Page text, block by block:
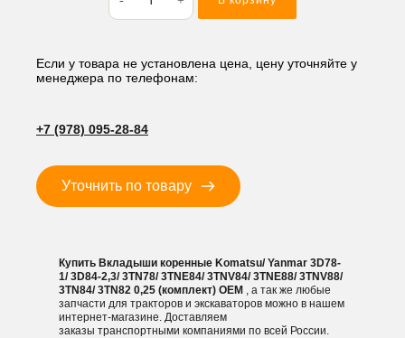
товара
Вкладыши
Komatsu/
Yanmar
3D84-
3TNE84/
3TN84/
3TN82
0,25
(комплект)
Если у товара не установлена цена, цену уточняйте у
менеджера по телефонам:
+7 (978) 095-28-84
Уточнить по товару
Купить Вкладыши коренные Komatsu/ Yanmar 3D78-
1/ 3D84-2,3/ 3TN78/ 3TNE84/ 3TNV84/ 3TNE88/ 3TNV88/
3TN84/ 3TN82 0,25 (комплект) OEM , а так же любые
запчасти для тракторов и экскаваторов можно в нашем
интернет-магазине. Доставляем
заказы транспортными компаниями по всей России.